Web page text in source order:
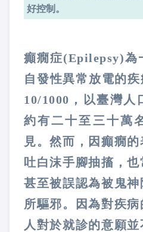
好控制。
癲癇症(Epilepsy)為
自發性異常放電的
10/1000，以臺灣人
約有二十至三十萬
見。然而，因癲癇
吐白沫手腳抽搐，也
甚至被誤認為被鬼
所驅邪。因為對疾
人對於就診的意願